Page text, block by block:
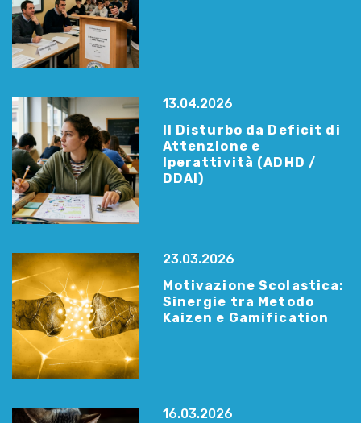
13.04.2026
Il Disturbo da Deficit di
Attenzione e
Iperattività (ADHD /
DDAI)
23.03.2026
Motivazione Scolastica:
Sinergie tra Metodo
Kaizen e Gamification
16.03.2026